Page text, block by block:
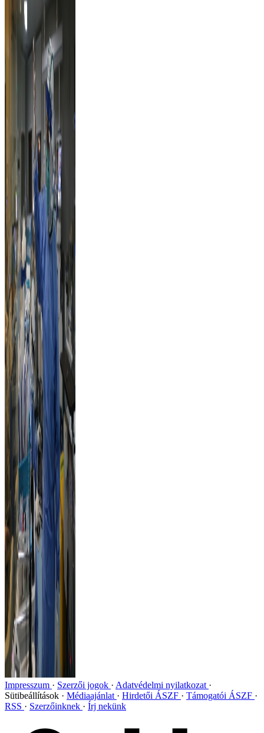
Impresszum Szerzői jogok
Adatvédelmi nyilatkozat
Sütibeállítások
Médiaajánlat Hirdetői ÁSZF
Támogatói ÁSZF
RSS
Szerzőinknek Írj nekünk